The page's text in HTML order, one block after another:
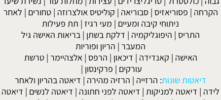
הקרחה | פסוריאזיס |סבוריאה | קוליטיס אולצרוזה |טחורים | לאחר
ניתוחי קיבה ומעיים | מעי רגיז | תת פעילות
התריס | היפוגליקמיה | דלקת בשתן | בריאות האישה גיל
המעבר | הריון ופוריות
האישה | קאנדידה | דיכאון | הרפס | אלצהיימר |טרשת
עורקים | פרקינסון |
דיאטות שונות: הרזייה | הרזיה מהירה | דיאטה בהריון ולאחר
לידה | דיאטה למניקות | דיאטה לפני חתונה | דיאטה לנשים | דיאטה